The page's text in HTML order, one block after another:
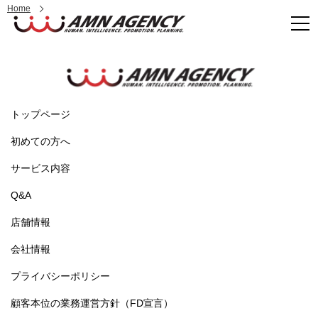
Home
トップページ
初めての方へ
サービス内容
Q&A
店舗情報
会社情報
プライバシーポリシー
顧客本位の業務運営方針（FD宣言）